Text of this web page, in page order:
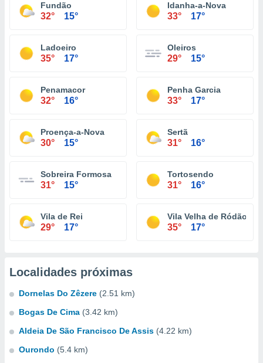
Fundão
32° 15°
Idanha-a-Nova
33° 17°
Ladoeiro
35° 17°
Oleiros
29° 15°
Penamacor
32° 16°
Penha Garcia
33° 17°
Proença-a-Nova
30° 15°
Sertã
31° 16°
Sobreira Formosa
31° 15°
Tortosendo
31° 16°
Vila de Rei
29° 17°
Vila Velha de Ródão
35° 17°
Localidades próximas
Dornelas Do Zêzere (2.51 km)
Bogas De Cima (3.42 km)
Aldeia De São Francisco De Assis (4.22 km)
Ourondo (5.4 km)